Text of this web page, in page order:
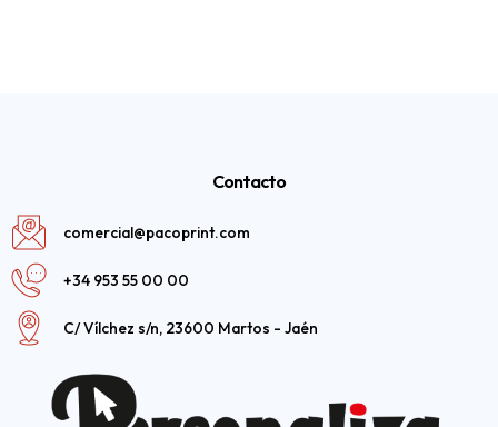
Contacto
comercial@pacoprint.com
+34 953 55 00 00
C/ Vílchez s/n, 23600 Martos - Jaén